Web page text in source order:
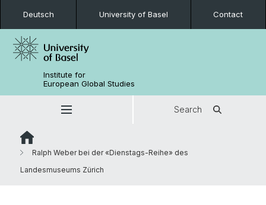
Deutsch University of Basel Contact
Institute for
European Global Studies
Search
Ralph Weber bei der «Dienstags-Reihe» des
Landesmuseums Zürich